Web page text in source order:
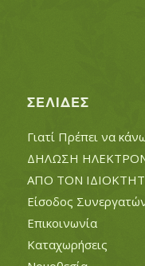
ΣΕΛΊΔΕΣ
Γιατί Πρέπει να
ΔΗΛΩΣΗ
ΑΠΟ ΤΟΝ
Είσοδος
Επικοινωνία
Καταχωρήσεις